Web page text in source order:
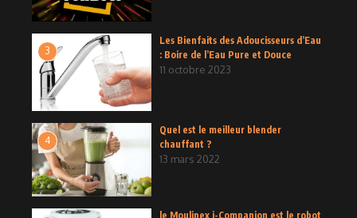
3
Les Bienfaits des Adoucisseurs d’Eau
: Boire de l’Eau Pure et Douce
11 octobre 2023
4
Quel est le meilleur blender
chauffant ?
13 mars 2022
le Moulinex i-Companion est le robot